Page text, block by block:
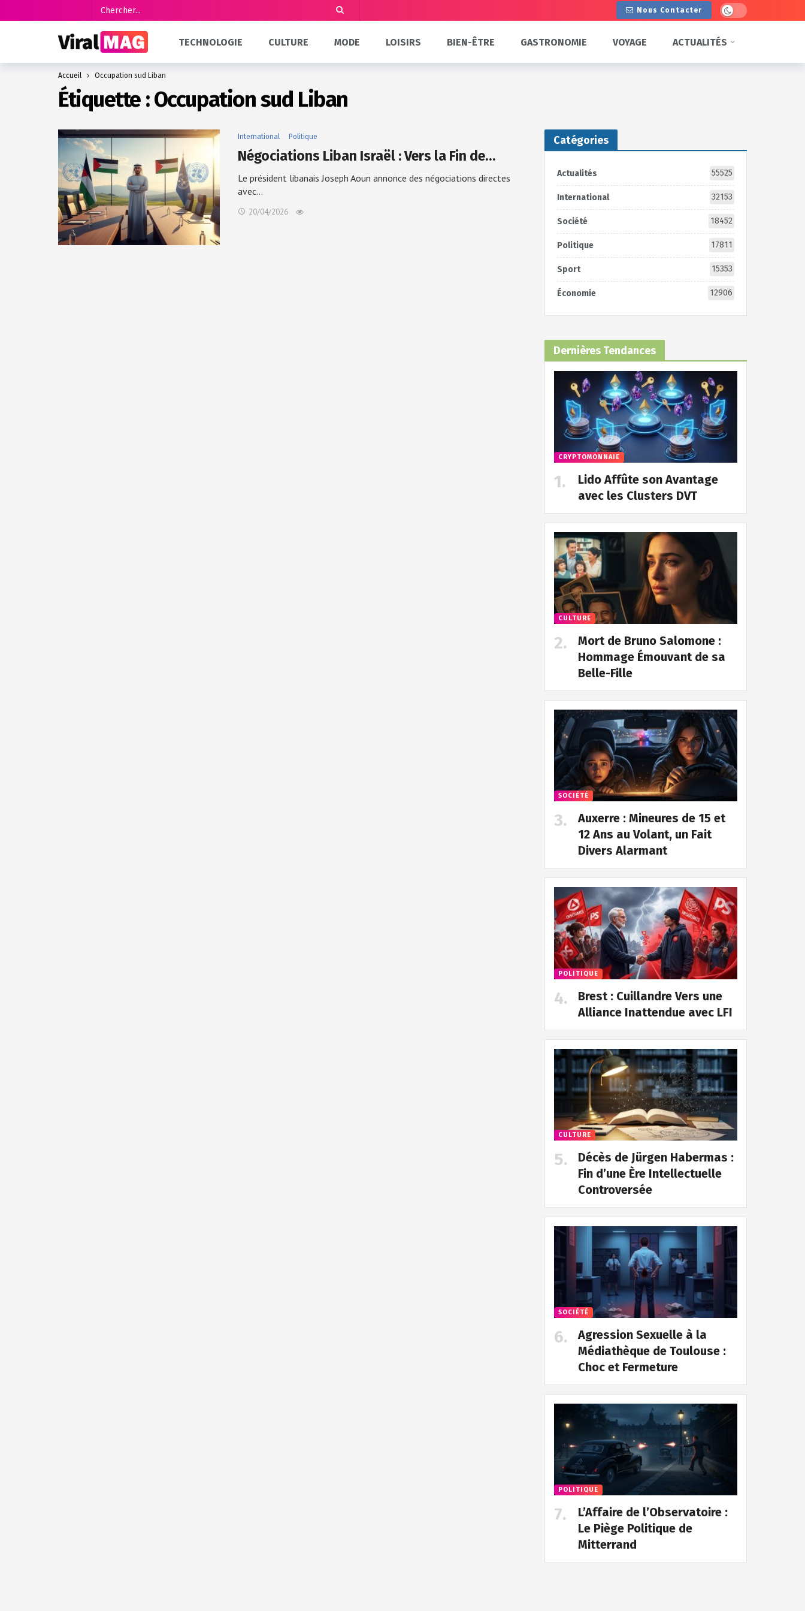
Nous Contacter Dark mode
TECHNOLOGIE CULTURE MODE LOISIRS BIEN-ÊTRE GASTRONOMIE VOYAGE ACTUALITÉS
Accueil Occupation sud Liban
Étiquette :Occupation sud Liban
International Politique
Négociations Liban Israël : Vers la Fin de…
Le président libanais Joseph Aoun annonce des négociations directes
avec…
20/04/2026
Catégories
Actualités 55525
International 32153
Société 18452
Politique 17811
Sport 15353
Économie 12906
Dernières Tendances
CRYPTOMONNAIE
Lido Affûte son Avantage
avec les Clusters DVT
CULTURE
Mort de Bruno Salomone :
Hommage Émouvant de sa
Belle-Fille
SOCIÉTÉ
Auxerre : Mineures de 15 et
12 Ans au Volant, un Fait
Divers Alarmant
POLITIQUE
Brest : Cuillandre Vers une
Alliance Inattendue avec LFI
CULTURE
Décès de Jürgen Habermas :
Fin d’une Ère Intellectuelle
Controversée
SOCIÉTÉ
Agression Sexuelle à la
Médiathèque de Toulouse :
Choc et Fermeture
POLITIQUE
L’Affaire de l’Observatoire :
Le Piège Politique de
Mitterrand